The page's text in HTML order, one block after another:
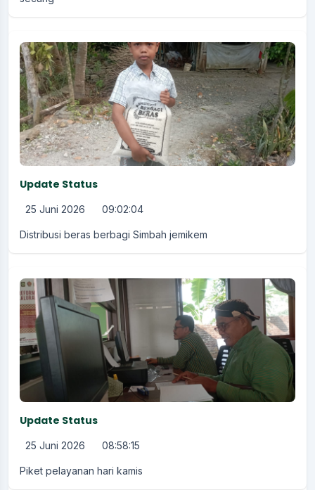
Update Status
25 Juni 2026 09:02:04
Distribusi beras berbagi Simbah jemikem
Update Status
25 Juni 2026 08:58:15
Piket pelayanan hari kamis